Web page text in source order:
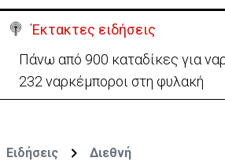
Έκτακτες ειδήσεις
Θέλει να ξαναζωντανέψει την
Προύντζος - «Πληγώνει τις
Ειδήσεις Διεθνή